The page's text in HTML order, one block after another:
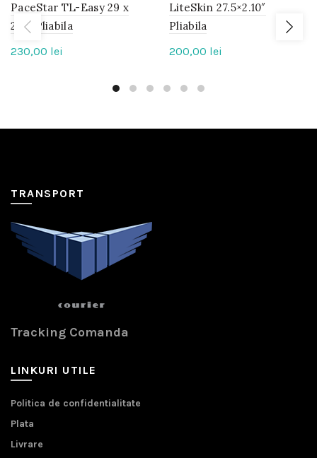
PaceStar TL-Easy 29 x
2.35 Pliabila
230,00 lei
LiteSkin 27.5×2.10″
Pliabila
200,00 lei
TRANSPORT
Tracking Comanda
LINKURI UTILE
Politica de confidentialitate
Plata
Livrare